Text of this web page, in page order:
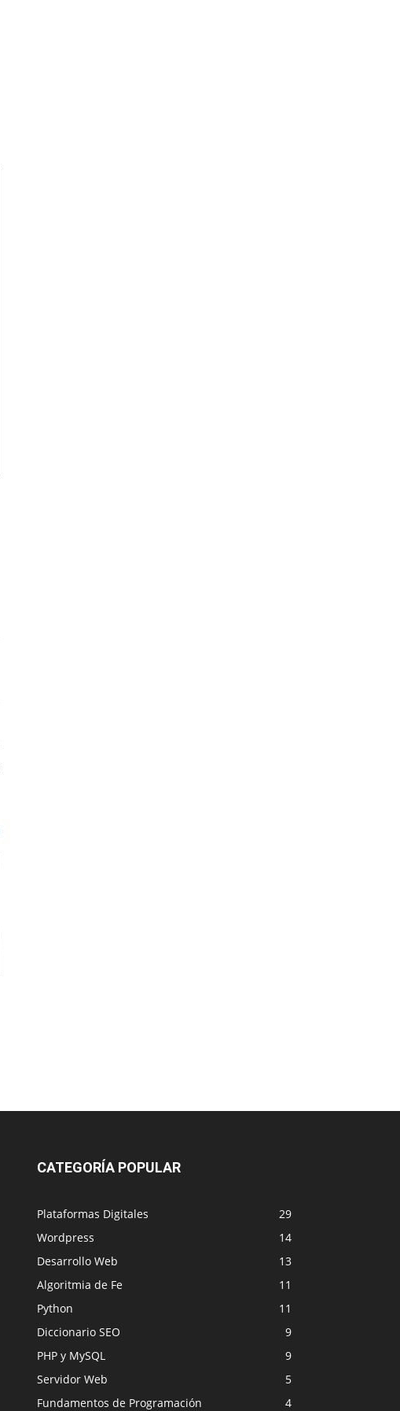
CATEGORÍA POPULAR
Plataformas Digitales
29
Wordpress
14
Desarrollo Web
13
Algoritmia de Fe
11
Python
11
Diccionario SEO
9
PHP y MySQL
9
Servidor Web
5
Fundamentos de Programación
4